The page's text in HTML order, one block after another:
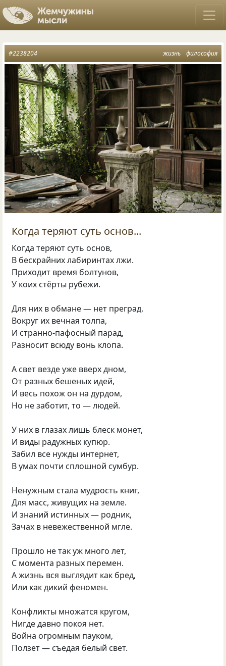
жизнь философия
#2238204
Когда теряют суть основ...
Когда теряют суть основ,
В бескрайних лабиринтах лжи.
Приходит время болтунов,
У коих стёрты рубежи.
Для них в обмане — нет преград,
Вокруг их вечная толпа,
И странно-пафосный парад,
Разносит всюду вонь клопа.
А свет везде уже вверх дном,
От разных бешеных идей,
И весь похож он на дурдом,
Но не заботит, то — людей.
У них в глазах лишь блеск монет,
И виды радужных купюр.
Забил все нужды интернет,
В умах почти сплошной сумбур.
Ненужным стала мудрость книг,
Для масс, живущих на земле.
И знаний истинных — родник,
Зачах в невежественной мгле.
Прошло не так уж много лет,
С момента разных перемен.
А жизнь вся выглядит как бред,
Или как дикий феномен.
Конфликты множатся кругом,
Нигде давно покоя нет.
Война огромным пауком,
Ползет — съедая белый свет.